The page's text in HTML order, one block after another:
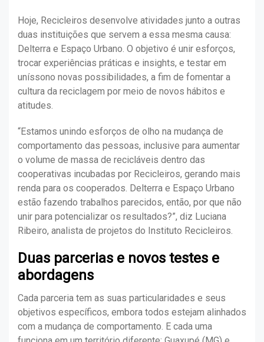
Hoje, Recicleiros desenvolve atividades junto a outras
duas instituições que servem a essa mesma causa:
Delterra e Espaço Urbano. O objetivo é unir esforços,
trocar experiências práticas e insights, e testar em
uníssono novas possibilidades, a fim de fomentar a
cultura da reciclagem por meio de novos hábitos e
atitudes.
“Estamos unindo esforços de olho na mudança de
comportamento das pessoas, inclusive para aumentar
o volume de massa de recicláveis dentro das
cooperativas incubadas por Recicleiros, gerando mais
renda para os cooperados. Delterra e Espaço Urbano
estão fazendo trabalhos parecidos, então, por que não
unir para potencializar os resultados?”, diz Luciana
Ribeiro, analista de projetos do Instituto Recicleiros.
Duas parcerias e novos testes e
abordagens
Cada parceria tem as suas particularidades e seus
objetivos específicos, embora todos estejam alinhados
com a mudança de comportamento. E cada uma